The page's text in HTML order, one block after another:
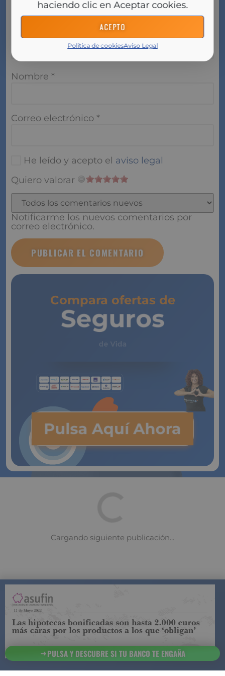
haciendo clic en Aceptar cookies.
ACEPTO
Política de cookiesAviso Legal
Nombre *
Correo electrónico *
He leído y acepto el aviso legal
Quiero valorar
Notificarme los nuevos comentarios por
correo electrónico.
Compara ofertas de
Seguros
Pulsa Aquí Ahora
COMPARADOR DE SEGUROS DE VIDASUJETO A LA
REGULACIÓN DE LA DIRECCIÓN GENERAL DE
SEGUROS
ESTA ES LAINFORMACIÓNSOBRE
91 218 93 299 Contacto
PULSA Y DESCUBRE SI TU BANCO TE ENGAÑA